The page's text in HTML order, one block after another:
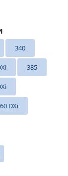
340
385
DXi